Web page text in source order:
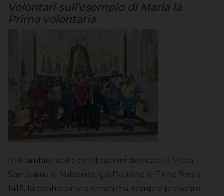
Volontari sull'esempio di Maria la
Prima volontaria
Nell’ambito delle celebrazioni dedicate a Maria
Santissima di Valverde, già Patrona di Enna fino al
1412, la confraternita omonima, sempre presente